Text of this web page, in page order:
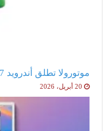
موتورولا تطلق أندرويد 17 التجريبي
20 أبريل، 2026